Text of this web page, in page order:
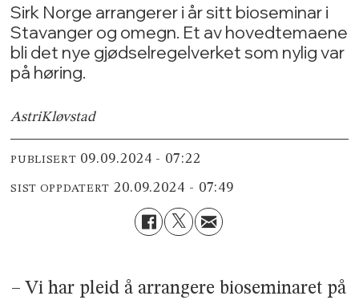
Sirk Norge arrangerer i år sitt bioseminar i
Stavanger og omegn. Et av hovedtemaene
bli det nye gjødselregelverket som nylig var
på høring.
AstriKløvstad
PUBLISERT 09.09.2024 - 07:22
SIST OPPDATERT 20.09.2024 - 07:49
– Vi har pleid å arrangere bioseminaret på